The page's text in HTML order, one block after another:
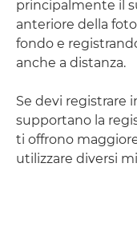
principalmente il
anteriore della
fondo e
anche a distanza.
Se devi registrare
supportano la
ti offrono
utilizzare diversi